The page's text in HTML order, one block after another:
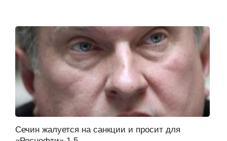
Сечин жалуется на санкции и просит для